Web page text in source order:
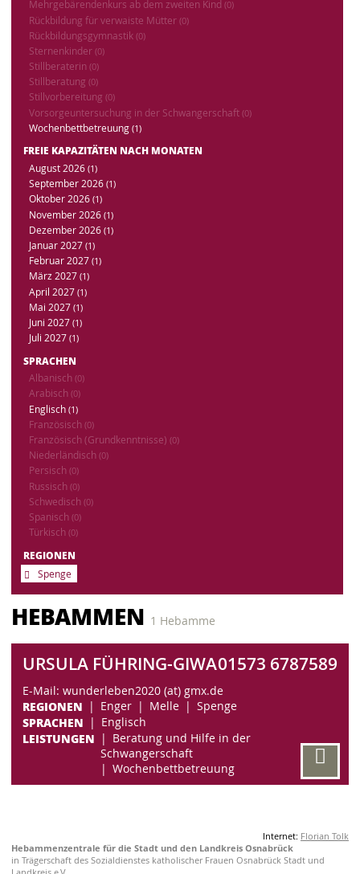
Mehrgebärendenkurs ab dem zweiten Kind (0)
Rückbildung für verwaiste Mütter (0)
Rückbildungsgymnastik (0)
Sternenkinder (0)
Stillberaterin (0)
Stillberatung (0)
Stillvorbereitung (0)
Vorsorgeuntersuchung in der Schwangerschaft (0)
Wochenbettbetreuung (1)
FREIE KAPAZITÄTEN NACH MONATEN
August 2026 (1)
September 2026 (1)
Oktober 2026 (1)
November 2026 (1)
Dezember 2026 (1)
Januar 2027 (1)
Februar 2027 (1)
März 2027 (1)
April 2027 (1)
Mai 2027 (1)
Juni 2027 (1)
Juli 2027 (1)
SPRACHEN
Albanisch (0)
Arabisch (0)
Englisch (1)
Französisch (0)
Französisch (Grundkenntnisse) (0)
Niederländisch (0)
Persisch (0)
Russisch (0)
Schwedisch (0)
Spanisch (0)
Türkisch (0)
REGIONEN
Spenge
HEBAMMEN 1 Hebamme
URSULA FÜHRING-GIWA01573 6787589
E-Mail: wunderleben2020 (at) gmx.de
REGIONEN Enger Melle Spenge
SPRACHEN Englisch
LEISTUNGEN
Beratung und Hilfe in der
Schwangerschaft
Wochenbettbetreuung
Internet: Florian Tolk
Hebammenzentrale für die Stadt und den Landkreis Osnabrück
in Trägerschaft des Sozialdienstes katholischer Frauen Osnabrück Stadt und